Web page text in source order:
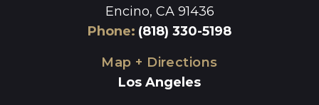
Encino, CA 91436
Phone: (818) 330-5198
Map + Directions
Los Angeles